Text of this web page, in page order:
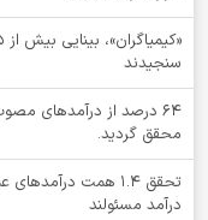
سنجیدند
64 درصد از درآمدهای
محقق گردید.
تحقق ۱.۴ همت
درآمد مسئولند